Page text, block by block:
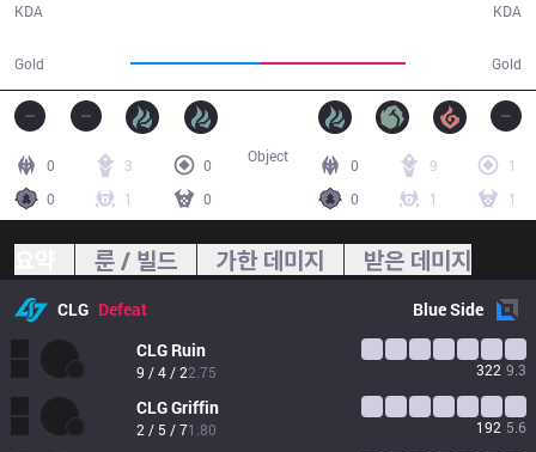
KDA
Gold Gold
KDA
0 3
0
0
1 0
0 9
1
0
1 1
Object
룬 / 빌드 가한 데미지 받은 데미지
CLG Defeat BlueSide
CLG Ruin
9 / 4 / 22.75 322 9.3
CLGGriffin
2 / 5 / 71.80 192 5.6